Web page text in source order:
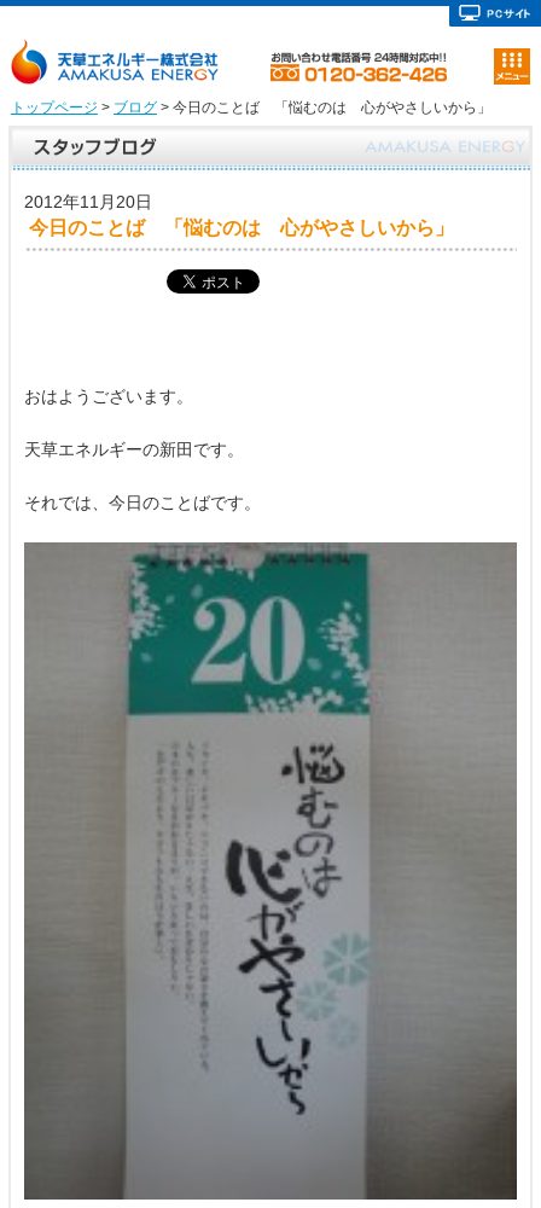
トップページ > ブログ> 今日のことば 「悩むのは 心がやさしいから」
2012年11月20日
今日のことば 「悩むのは 心がやさしいから」
おはようございます。
天草エネルギーの新田です。
それでは、今日のことばです。